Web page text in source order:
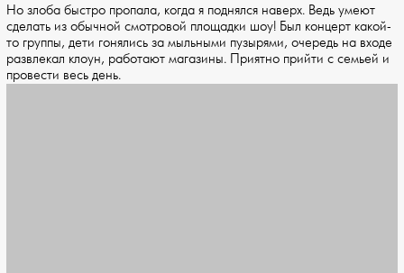
Но злоба быстро пропала, когда я поднялся наверх. Ведь умеют
сделать из обычной смотровой площадки шоу! Был концерт какой-
то группы, дети гонялись за мыльными пузырями, очередь на входе
развлекал клоун, работают магазины. Приятно прийти с семьей и
провести весь день.